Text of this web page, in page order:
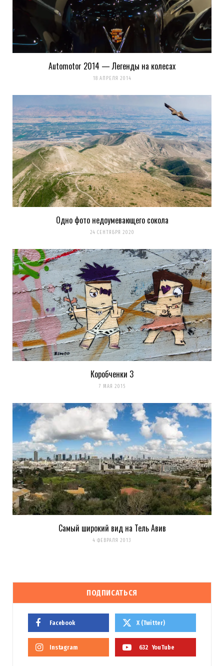
Automotor 2014 — Легенды на колесах
18 АПРЕЛЯ 2014
Одно фото недоумевающего сокола
24 СЕНТЯБРЯ 2020
Коробченки 3
7 МАЯ 2015
Самый широкий вид на Тель Авив
4 ФЕВРАЛЯ 2013
ПОДПИСАТЬСЯ
Facebook X (Twitter)
Instagram 632 YouTube